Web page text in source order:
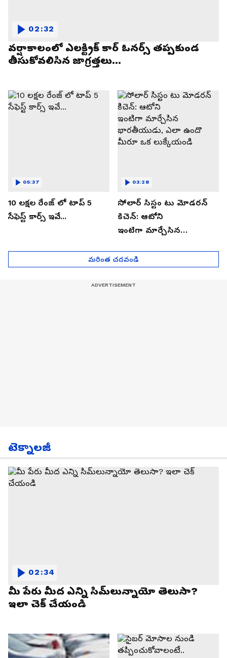
వర్షాకాలంలో ఎలక్ట్రిక్ కార్ ఓనర్స్ తప్పకుండ
తీసుకోవలిసిన జాగ్రత్తలు...
02:32
10 లక్షల రేంజ్ లో టాప్ 5
సేఫెస్ట్ కార్స్ ఇవే...
05:37
సోలార్ సిస్టం టు మోడరన్
కిచెన్: ఆటోని
ఇంటిగా మార్చేసిన
మీరూ ఒక లుక్కేయండి
03:28
మరింత చదవండి
టెక్నాలజీ
మీ పేరు మీద ఎన్ని సిమ్‌లున్నాయో తెలుసా?
ఇలా చెక్ చేయండి
02:34